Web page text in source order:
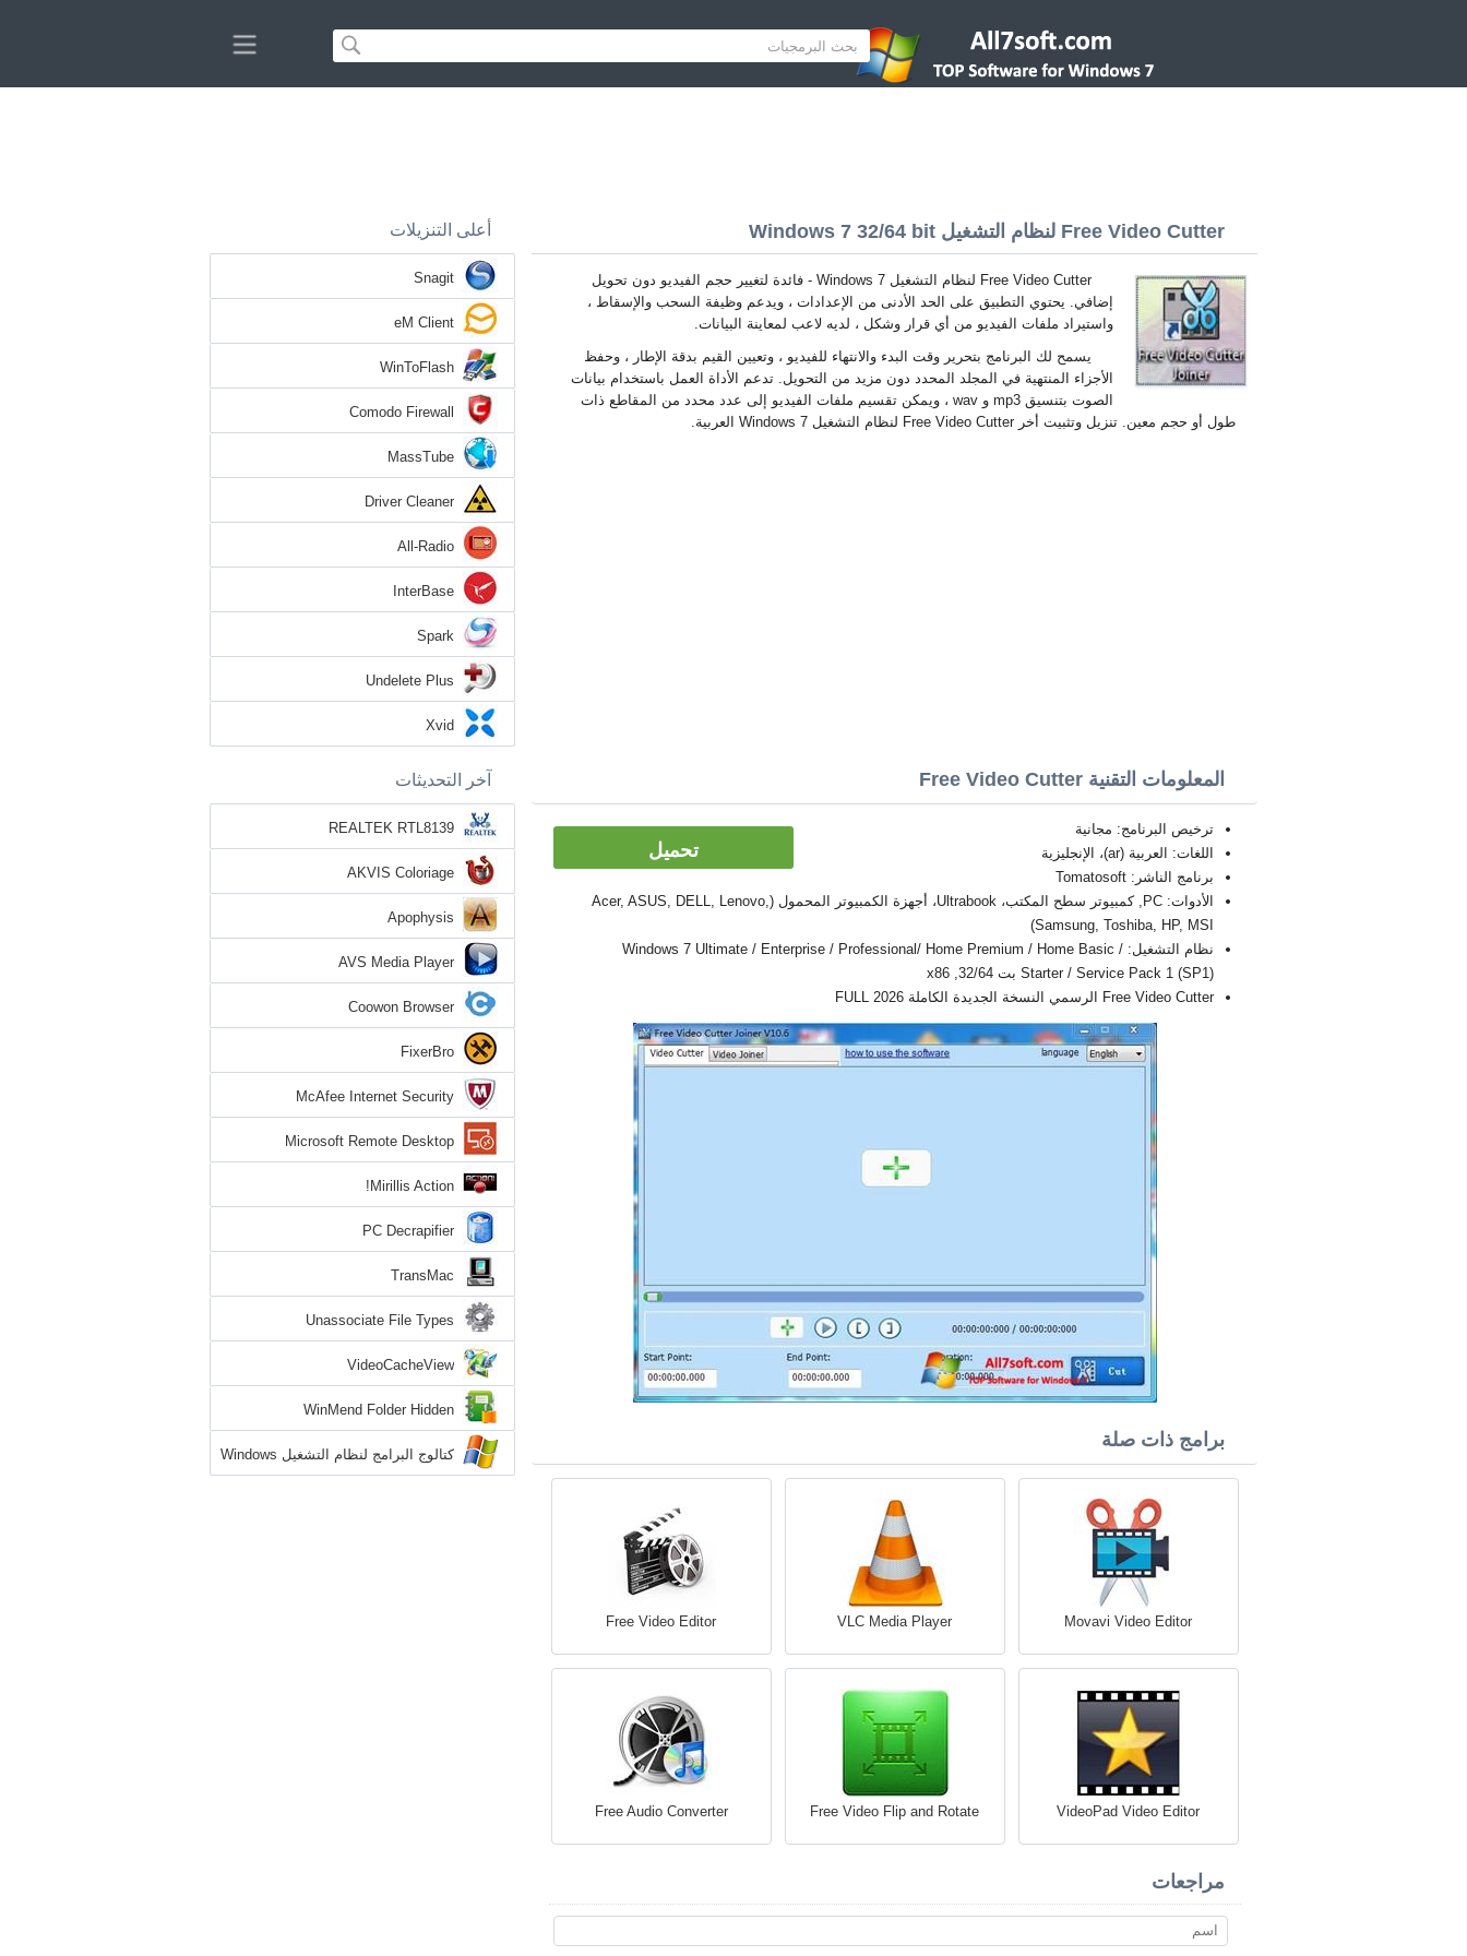
Free Video Cutter لنظام التشغيل Windows 7 32/64 bit
Free Video Cutter لنظام التشغيل Windows 7 - فائدة لتغيير حجم الفيديو دون تحويل
إضافي. يحتوي التطبيق على الحد الأدنى من الإعدادات ، ويدعم وظيفة السحب والإسقاط ،
واستيراد ملفات الفيديو من أي قرار وشكل ، لديه لاعب لمعاينة البيانات.
يسمح لك البرنامج بتحرير وقت البدء والانتهاء للفيديو ، وتعيين القيم بدقة الإطار ، وحفظ
الأجزاء المنتهية في المجلد المحدد دون مزيد من التحويل. تدعم الأداة العمل باستخدام بيانات
الصوت بتنسيق mp3 و wav ، ويمكن تقسيم ملفات الفيديو إلى عدد محدد من المقاطع ذات
طول أو حجم معين. تنزيل وتثبيت أخر Free Video Cutter لنظام التشغيل Windows 7 العربية.
المعلومات التقنية Free Video Cutter
تحميل
ترخيص البرنامج: مجانية
اللغات: العربية (ar)، الإنجليزية
برنامج الناشر: Tomatosoft
الأدوات: PC, كمبيوتر سطح المكتب، Ultrabook، أجهزة الكمبيوتر المحمول (Acer, ASUS, DELL, Lenovo,
Samsung, Toshiba, HP, MSI)
نظام التشغيل: Windows 7 Ultimate / Enterprise / Professional/ Home Premium / Home Basic /
Starter / Service Pack 1 (SP1) بت 32/64, x86
Free Video Cutter الرسمي النسخة الجديدة الكاملة FULL 2026
برامج ذات صلة
Movavi Video Editor
VLC Media Player
Free Video Editor
VideoPad Video Editor
Free Video Flip and Rotate
Free Audio Converter
مراجعات
أعلى التنزيلات
Snagit
eM Client
WinToFlash
Comodo Firewall
MassTube
Driver Cleaner
All-Radio
InterBase
Spark
Undelete Plus
Xvid
آخر التحديثات
REALTEK RTL8139
AKVIS Coloriage
Apophysis
AVS Media Player
Coowon Browser
FixerBro
McAfee Internet Security
Microsoft Remote Desktop
Mirillis Action!
PC Decrapifier
TransMac
Unassociate File Types
VideoCacheView
WinMend Folder Hidden
كتالوج البرامج لنظام التشغيل Windows
7